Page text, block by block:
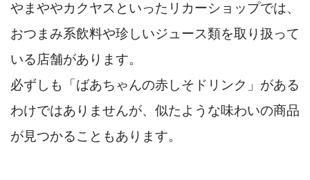
やまややカクヤスといったリカーショップでは、
おつまみ系飲料や珍しいジュース類を取り扱って
いる店舗があります。
必ずしも「ばあちゃんの赤しそドリンク」がある
わけではありませんが、似たような味わいの商品
が見つかることもあります。